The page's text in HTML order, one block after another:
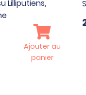
Lilliputiens,
Ajouter au
panier